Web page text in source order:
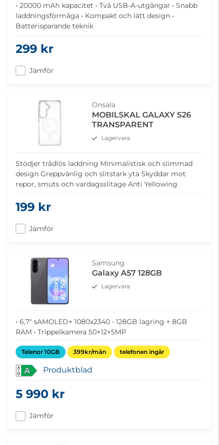
• 20000 mAh kapacitet • Två USB-A-utgångar • Snabb
laddningsförmåga • Kompakt och lätt design •
Batterisparande teknik
299 kr
Jämför
Onsala
MOBILSKAL GALAXY S26
TRANSPARENT
Lagervara
Stödjer trådlös laddning Minimalistisk och slimmad
design Greppvänlig och slitstark yta Skyddar mot
repor, smuts och vardagsslitage Anti Yellowing
199 kr
Jämför
Samsung
Galaxy A57 128GB
Lagervara
• 6,7" sAMOLED+ 1080x2340 • 128GB lagring + 8GB
RAM • Trippelkamera 50+12+5MP
Telenor 10GB 399kr/mån telefonen ingår
A Produktblad
5 990 kr
Jämför